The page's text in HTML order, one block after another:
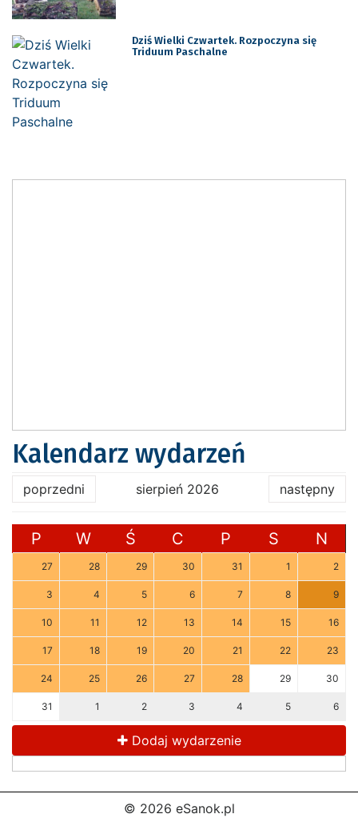
Dziś Wielki Czwartek. Rozpoczyna się
Triduum Paschalne
Kalendarz wydarzeń
poprzedni sierpień 2026 następny
P W Ś C P S N
27 28 29 30 31 1 2
3 4 5 6 7 8 9
10 11 12 13 14 15 16
17 18 19 20 21 22 23
24 25 26 27 28 29 30
31 1 2 3 4 5 6
Dodaj wydarzenie
© 2026 eSanok.pl